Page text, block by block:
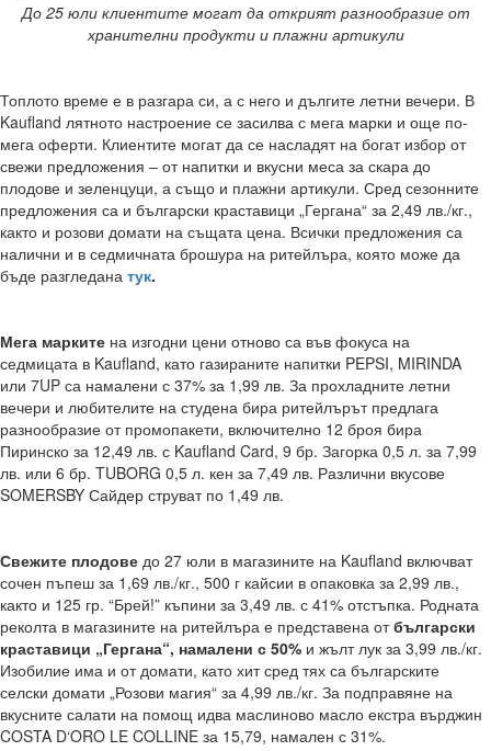
До 25 юли клиентите могат да открият разнообразие от
хранителни продукти и плажни артикули
Топлото време е в разгара си, а с него и дългите летни вечери. В
Kaufland лятното настроение се засилва с мега марки и още по-
мега оферти. Клиентите могат да се насладят на богат избор от
свежи предложения – от напитки и вкусни меса за скара до
плодове и зеленцуци, а също и плажни артикули. Сред сезонните
предложения са и български краставици „Гергана“ за 2,49 лв./кг.,
както и розови домати на същата цена. Всички предложения са
налични и в седмичната брошура на ритейлъра, която може да
бъде разгледана тук.
Мега марките на изгодни цени отново са във фокуса на
седмицата в Kaufland, като газираните напитки PEPSI, MIRINDA
или 7UP са намалени с 37% за 1,99 лв. За прохладните летни
вечери и любителите на студена бира ритейлърът предлага
разнообразие от промопакети, включително 12 броя бира
Пиринско за 12,49 лв. с Kaufland Card, 9 бр. Загорка 0,5 л. за 7,99
лв. или 6 бр. TUBORG 0,5 л. кен за 7,49 лв. Различни вкусове
SOMERSBY Сайдер струват по 1,49 лв.
Свежите плодове до 27 юли в магазините на Kaufland включват
сочен пъпеш за 1,69 лв./кг., 500 г кайсии в опаковка за 2,99 лв.,
както и 125 гр. “Брей!” къпини за 3,49 лв. с 41% отстъпка. Родната
реколта в магазините на ритейлъра е представена отбългарски
краставици „Гергана“, намалени с 50% и жълт лук за 3,99 лв./кг.
Изобилие има и от домати, като хит сред тях са българските
селски домати „Розови магия“ за 4,99 лв./кг. За подправяне на
вкусните салати на помощ идва маслиново масло екстра върджин
COSTA D‘ORO LE COLLINE за 15,79, намален с 31%.